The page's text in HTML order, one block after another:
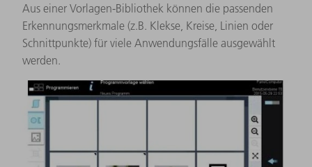
Aus einer Vorlagen-Bibliothek können die passenden
Erkennungsmerkmale (z.B. Klekse, Kreise, Linien oder
Schnittpunkte) für viele Anwendungsfälle ausgewählt
werden.